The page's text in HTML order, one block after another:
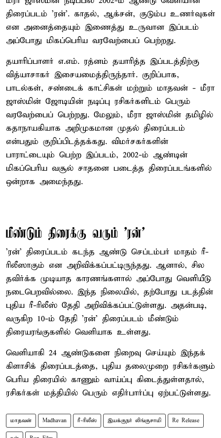
திரைப்படம் 'ரன்'. காதல், ஆக்சன், குடும்ப உணர்வுகள்
என அனைத்தையும் இணைத்து உருவான இப்படம்
அப்போது மிகப்பெரிய வரவேற்பைப் பெற்றது.
தயாரிப்பாளர் எ.எம். ரத்னம் தயாரித்த இப்படத்திற்கு
வித்யாசாகர் இசையமைத்திருந்தார். குறிப்பாக,
பாடல்கள், சண்டைக் காட்சிகள் மற்றும் மாதவன் - மீரா
ஜாஸ்மின் ஜோடியின் நடிப்பு ரசிகர்களிடம் பெரும்
வரவேற்பைப் பெற்றது. மேலும், மீரா ஜாஸ்மின் தமிழில்
கதாநாயகியாக அறிமுகமான முதல் திரைப்படம்
என்பதும் குறிப்பிடத்தக்கது. விமர்சகர்களின்
பாராட்டையும் பெற்ற இப்படம், 2002-ம் ஆண்டின்
மிகப்பெரிய வசூல் சாதனை படைத்த திரைப்படங்களில்
ஒன்றாக அமைந்தது.
மீண்டும் திரைக்கு வரும் 'ரன்'
'ரன்' திரைப்படம் கடந்த ஆண்டு செப்டம்பர் மாதம் ரீ-
ரிலீஸாகும் என அறிவிக்கப்பட்டிருந்தது. ஆனால், சில
தவிர்க்க முடியாத காரணங்களால் அப்போது வெளியீடு
நடைபெறவில்லை. இந்த நிலையில், தற்போது படத்தின்
புதிய ரீ-ரிலீஸ் தேதி அறிவிக்கப்பட்டுள்ளது. அதன்படி,
வருகிற 10-ம் தேதி 'ரன்' திரைப்படம் மீண்டும்
திரையரங்குகளில் வெளியாக உள்ளது.
வெளியாகி 24 ஆண்டுகளை நிறைவு செய்யும் இந்தக்
கிளாசிக் திரைப்படத்தை, புதிய தலைமுறை ரசிகர்களும்
பெரிய திரையில் காணும் வாய்ப்பு கிடைத்துள்ளதால்,
ரசிகர்கள் மத்தியில் பெரும் எதிர்பார்ப்பு ஏற்பட்டுள்ளது.
மாதவன் Madhavan ரீ-ரிலீஸ் இயக்குநர் லிங்குசாமி Re Release